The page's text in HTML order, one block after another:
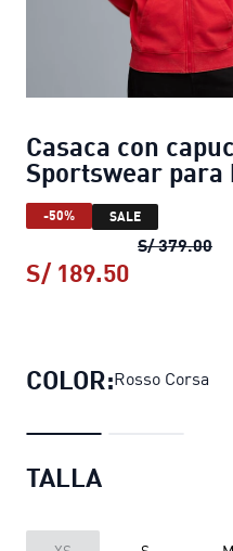
Casaca con
Sportswear para
-50% SALE
S/ 379.00
S/ 189.50
COLOR:Rosso Corsa
TALLA